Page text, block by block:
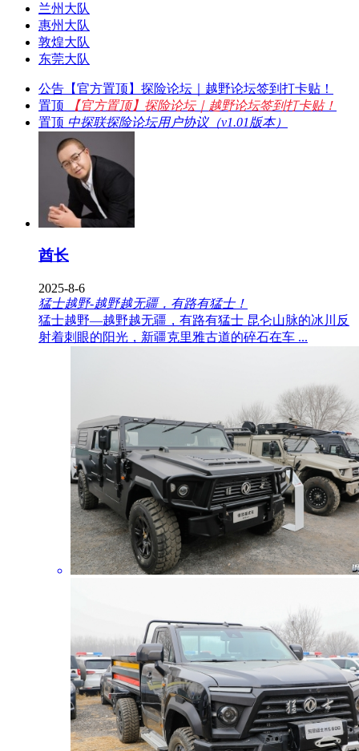
兰州大队
惠州大队
敦煌大队
东莞大队
公告 【官方置顶】探险论坛｜越野论坛签到打卡贴！
置顶
【官方置顶】探险论坛｜越野论坛签到打卡贴！
置顶 中探联探险论坛用户协议（v1.01版本）
酋长
2025-8-6
猛士越野-越野越无疆，有路有猛士！
猛士越野—越野越无疆，有路有猛士 昆仑山脉的冰川反
射着刺眼的阳光，新疆克里雅古道的碎石在车 ...